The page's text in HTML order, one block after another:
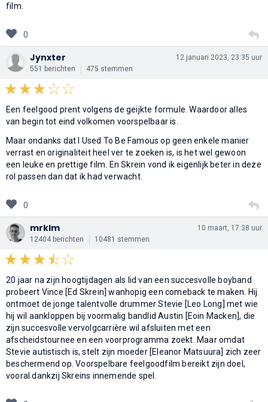
film.
0
Jynxter
551 berichten 475 stemmen
12 januari 2023, 23:35 uur
Een feelgood prent volgens de geijkte formule. Waardoor alles
van begin tot eind volkomen voorspelbaar is.
Maar ondanks dat I Used To Be Famous op geen enkele manier
verrast en originaliteit heel ver te zoeken is, is het wel gewoon
een leuke en prettige film. En Skrein vond ik eigenlijk beter in deze
rol passen dan dat ik had verwacht.
0
mrklm
12404 berichten 10481 stemmen
10 maart, 17:38 uur
20 jaar na zijn hoogtijdagen als lid van een succesvolle boyband
probeert Vince [Ed Skrein] wanhopig een comeback te maken. Hij
ontmoet de jonge talentvolle drummer Stevie [Leo Long] met wie
hij wil aankloppen bij voormalig bandlid Austin [Eoin Macken], die
zijn succesvolle vervolgcarrière wil afsluiten met een
afscheidstournee en een voorprogramma zoekt. Maar omdat
Stevie autistisch is, stelt zijn moeder [Eleanor Matsuura] zich zeer
beschermend op. Voorspelbare feelgoodfilm bereikt zijn doel,
vooral dankzij Skreins innemende spel.